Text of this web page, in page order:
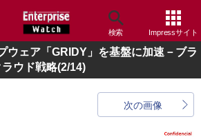
検索 Impressサイト
ウェア「GRIDY」を基盤に加速－ブラ
ウド戦略(2/14)
次の画像